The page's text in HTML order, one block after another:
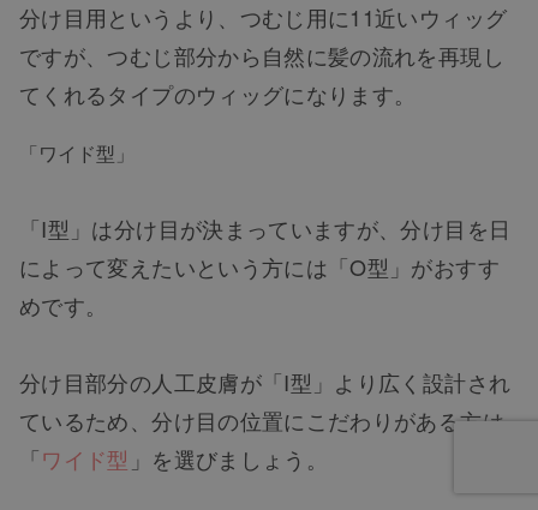
分け目用というより、つむじ用に11近いウィッグ
ですが、つむじ部分から自然に髪の流れを再現し
てくれるタイプのウィッグになります。
「ワイド型」
「I型」は分け目が決まっていますが、分け目を日
によって変えたいという方には「O型」がおすす
めです。
分け目部分の人工皮膚が「I型」より広く設計され
ているため、分け目の位置にこだわりがある方は
「ワイド型 」を選びましょう。